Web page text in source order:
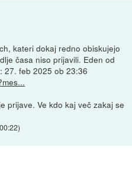
kateri dokaj redno obiskujejo
časa niso prijavili. Eden od
27. feb 2025 ob 23:36
prijave. Ve kdo kaj več zakaj se
)